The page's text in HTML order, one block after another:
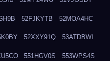
52FJKYTB 52MOA4HC
52XXY91Q 53ATDBWI
551HGV0S 553WPS4S